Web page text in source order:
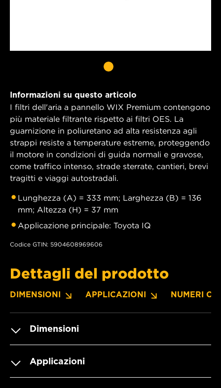
Informazioni su questo articolo
I filtri dell'aria a pannello WIX Premium contengono
più materiale filtrante rispetto ai filtri OES. La
guarnizione in poliuretano ad alta resistenza agli
strappi resiste a temperature estreme, proteggendo
il motore in condizioni di guida normali e gravose,
come traffico intenso, strade sterrate, cantieri, brevi
tragitti e viaggi autostradali.
Lunghezza (A) = 333 mm; Larghezza (B) = 136
mm; Altezza (H) = 37 mm
Applicazione principale: Toyota IQ
Codice GTIN: 5904608969606
Dettagli del prodotto
DIMENSIONI APPLICAZIONI NUMERI OE
Dimensioni
Applicazioni